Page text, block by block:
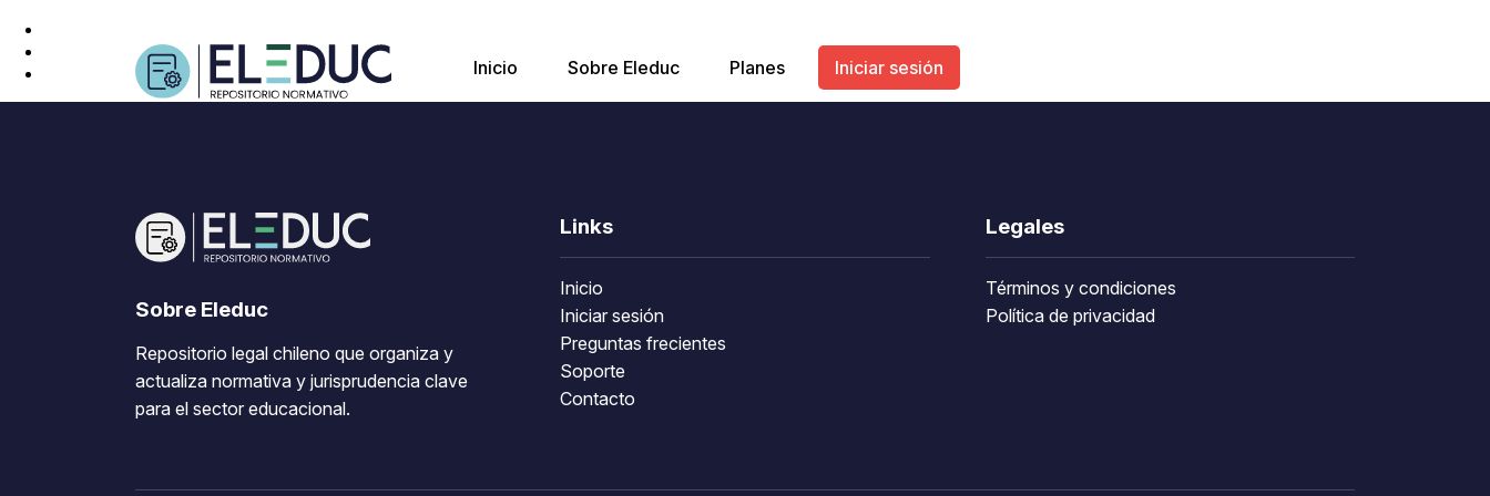
Inicio Sobre Eleduc Planes Iniciar sesión
Sobre Eleduc
Repositorio legal chileno que organiza y
actualiza normativa y jurisprudencia clave
para el sector educacional.
Links
Inicio
Iniciar sesión
Preguntas frecientes
Soporte
Contacto
Legales
Términos y condiciones
Política de privacidad